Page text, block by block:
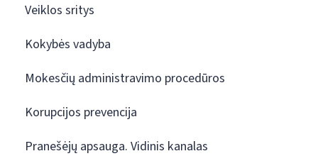
Veiklos sritys
Kokybės vadyba
Mokesčių administravimo procedūros
Korupcijos prevencija
Pranešėjų apsauga. Vidinis kanalas